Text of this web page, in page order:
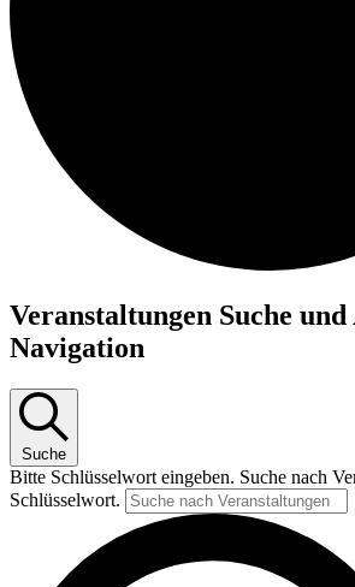
Veranstaltungen
Veranstaltungen Suche und
Navigation
Suche
Bitte Schlüsselwort eingeben. Suche nach
Schlüsselwort.